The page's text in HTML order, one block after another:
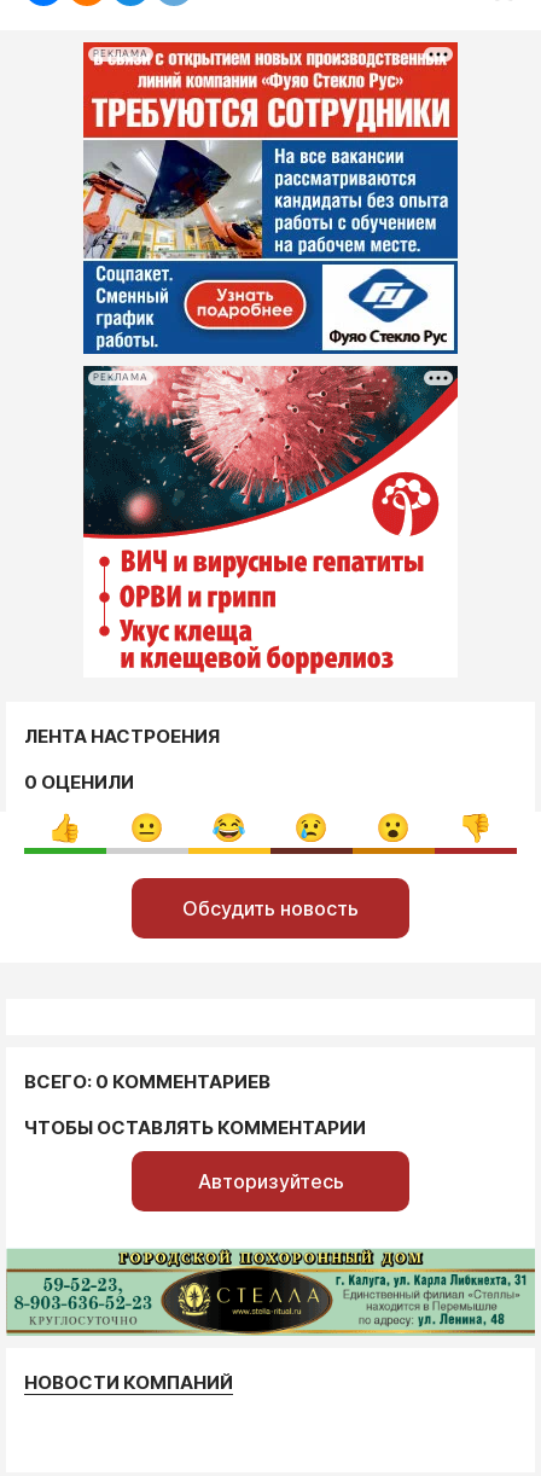
РЕКЛАМА
РЕКЛАМА
ЛЕНТА НАСТРОЕНИЯ
0 ОЦЕНИЛИ
Обсудить новость
ВСЕГО: 0 КОММЕНТАРИЕВ
ЧТОБЫ ОСТАВЛЯТЬ КОММЕНТАРИИ
Авторизуйтесь
НОВОСТИ КОМПАНИЙ